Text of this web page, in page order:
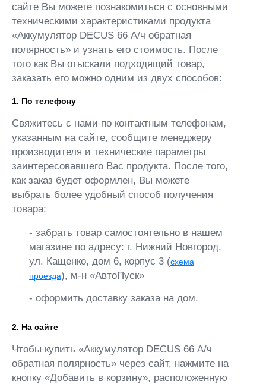
сайте Вы можете познакомиться с основными
техническими характеристиками продукта
«Аккумулятор DECUS 66 А/ч обратная
полярность» и узнать его стоимость. После
того как Вы отыскали подходящий товар,
заказать его можно одним из двух способов:
1. По телефону
Свяжитесь с нами по контактным телефонам,
указанным на сайте, сообщите менеджеру
производителя и технические параметры
заинтересовавшего Вас продукта. После того,
как заказ будет оформлен, Вы можете
выбрать более удобный способ получения
товара:
- забрать товар самостоятельно в нашем
магазине по адресу: г. Нижний Новгород,
ул. Кащенко, дом 6, корпус 3 (схема
проезда), м-н «АвтоПуск»
- оформить доставку заказа на дом.
2. На сайте
Чтобы купить «Аккумулятор DECUS 66 А/ч
обратная полярность» через сайт, нажмите на
кнопку «Добавить в корзину», расположенную